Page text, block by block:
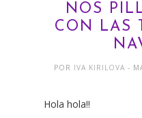
NOS
CON LAS
POR IVA KIRILOVA -
Hola hola!!